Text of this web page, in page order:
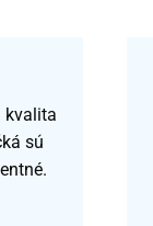
kvalita
sú